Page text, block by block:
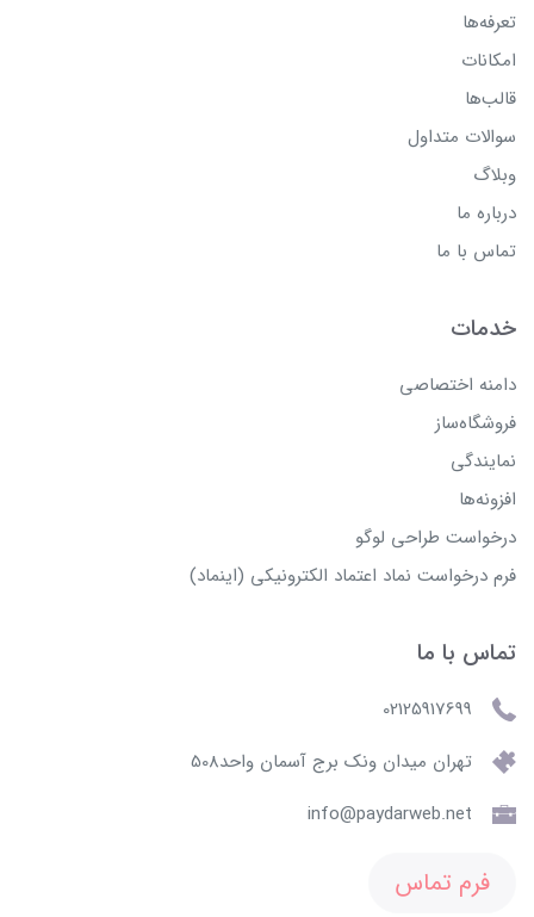
تعرفه‌ها
امکانات
قالب‌ها
سوالات متداول
وبلاگ
درباره ما
تماس با ما
خدمات
دامنه اختصاصی
فروشگاه‌ساز
نمایندگی
افزونه‌ها
درخواست طراحی لوگو
فرم درخواست نماد اعتماد الکترونیکی (اینماد)
تماس با ما
02125917699
تهران میدان ونک برج آسمان واحد508
info@paydarweb.net
فرم تماس